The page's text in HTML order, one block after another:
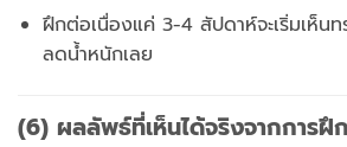
ฝึกต่อเนื่องแค่ 3-4 สัปดาห์จะเริ่มเห็น
ลดน้ำหนักเลย
(6) ผลลัพธ์ที่เห็นได้จริงจากการฝึ